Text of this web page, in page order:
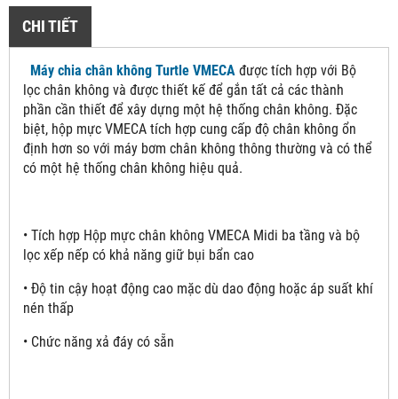
CHI TIẾT
Máy chia chân không Turtle VMECA được tích hợp với Bộ
lọc chân không và được thiết kế để gắn tất cả các thành
phần cần thiết để xây dựng một hệ thống chân không. Đặc
biệt, hộp mực VMECA tích hợp cung cấp độ chân không ổn
định hơn so với máy bơm chân không thông thường và có thể
có một hệ thống chân không hiệu quả.
• Tích hợp Hộp mực chân không VMECA Midi ba tầng và bộ
lọc xếp nếp có khả năng giữ bụi bẩn cao
• Độ tin cậy hoạt động cao mặc dù dao động hoặc áp suất khí
nén thấp
• Chức năng xả đáy có sẵn